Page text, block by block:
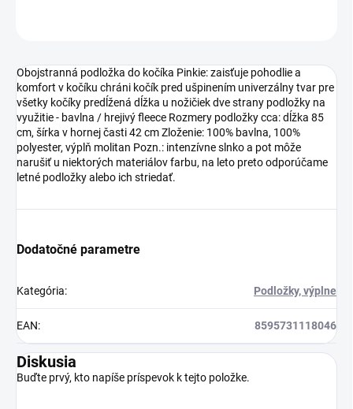
Obojstranná podložka do kočíka Pinkie: zaisťuje pohodlie a
komfort v kočíku chráni kočík pred ušpinením univerzálny tvar pre
všetky kočíky predĺžená dĺžka u nožičiek dve strany podložky na
využitie - bavlna / hrejivý fleece Rozmery podložky cca: dĺžka 85
cm, šírka v hornej časti 42 cm Zloženie: 100% bavlna, 100%
polyester, výplň molitan Pozn.: intenzívne slnko a pot môže
narušiť u niektorých materiálov farbu, na leto preto odporúčame
letné podložky alebo ich striedať.
Dodatočné parametre
Kategória: Podložky, výplne
EAN: 8595731118046
Diskusia
Buďte prvý, kto napíše príspevok k tejto položke.